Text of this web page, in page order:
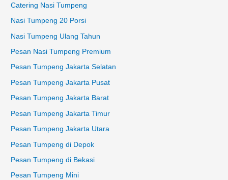
Catering Nasi Tumpeng
Nasi Tumpeng 20 Porsi
Nasi Tumpeng Ulang Tahun
Pesan Nasi Tumpeng Premium
Pesan Tumpeng Jakarta Selatan
Pesan Tumpeng Jakarta Pusat
Pesan Tumpeng Jakarta Barat
Pesan Tumpeng Jakarta Timur
Pesan Tumpeng Jakarta Utara
Pesan Tumpeng di Depok
Pesan Tumpeng di Bekasi
Pesan Tumpeng Mini